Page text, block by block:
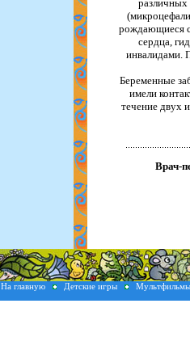
различных
рождающиеся
сердца,
инвалидами.
Беременные
имели
течение двух
Врач-
На главную Детские игры Мультфильмы